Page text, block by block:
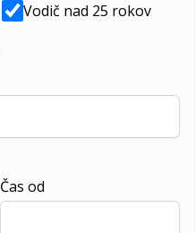
Vodič nad 25 rokov
Čas od